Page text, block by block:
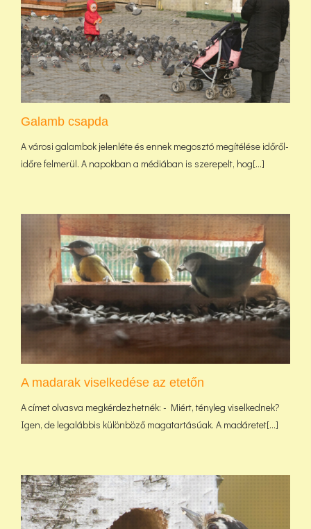
Galamb csapda
A városi galambok jelenléte és ennek megosztó megítélése időről-
időre felmerül. A napokban a médiában is szerepelt, hog[...]
A madarak viselkedése az etetőn
A címet olvasva megkérdezhetnék: - Miért, tényleg viselkednek?
Igen, de legalábbis különböző magatartásúak. A madáretet[...]